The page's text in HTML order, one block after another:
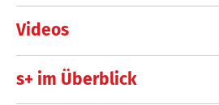
Videos
s+ im Überblick